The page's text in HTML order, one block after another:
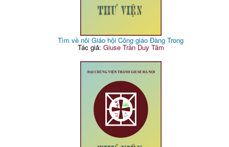
Tìm về nôi Giáo hội Công giáo Đàng Trong
Tác giả: Giuse Trần Duy Tâm